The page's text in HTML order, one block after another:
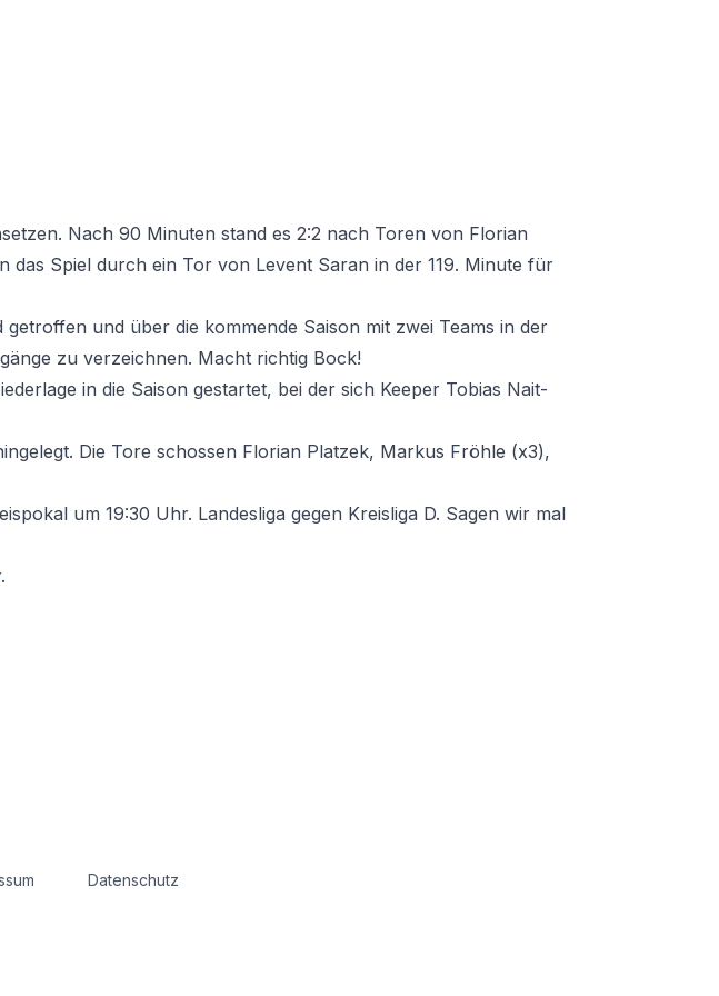
Nach 90 Minuten stand es 2:2 nach Toren von Florian
das Spiel durch ein Tor von Levent Saran in der 119. Minute für
und über die kommende Saison mit zwei Teams in der
zu verzeichnen. Macht richtig Bock!
in die Saison gestartet, bei der sich Keeper Tobias Nait-
Die Tore schossen Florian Platzek, Markus Fröhle (x3),
um 19:30 Uhr. Landesliga gegen Kreisliga D. Sagen wir mal
Datenschutz